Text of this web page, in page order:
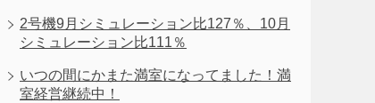
2号機9月シミュレーション比127％、10月
シミュレーション比111％
いつの間にかまた満室になってました！満
室経営継続中！